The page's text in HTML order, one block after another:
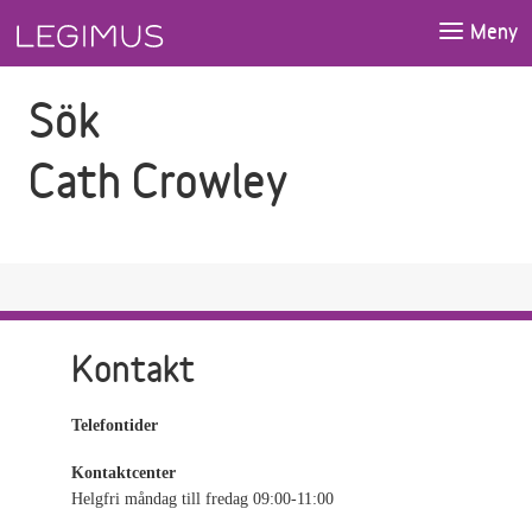
Meny
Sök
Cath Crowley
Kontakt
Telefontider
Kontaktcenter
Helgfri måndag till fredag 09:00-11:00